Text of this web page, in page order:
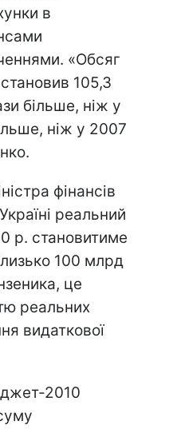
в
«Обсяг
105,3
більше, ніж у
ніж у 2007
фінансів
реальний
р. становитиме
100 млрд
це
реальних
видаткової
2010